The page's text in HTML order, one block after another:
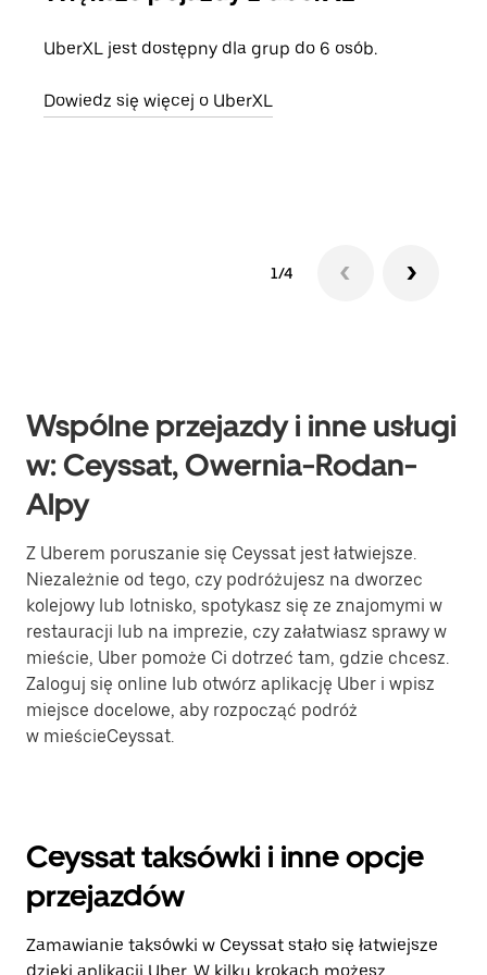
UberXL jest dostępny dla grup do 6 osób.
Dowiedz się więcej o UberXL
1/4
Wspólne przejazdy i inne usługi
w: Ceyssat, Owernia-Rodan-
Alpy
Z Uberem poruszanie się Ceyssat jest łatwiejsze.
Niezależnie od tego, czy podróżujesz na dworzec
kolejowy lub lotnisko, spotykasz się ze znajomymi w
restauracji lub na imprezie, czy załatwiasz sprawy w
mieście, Uber pomoże Ci dotrzeć tam, gdzie chcesz.
Zaloguj się online lub otwórz aplikację Uber i wpisz
miejsce docelowe, aby rozpocząć podróż
w mieścieCeyssat.
Ceyssat taksówki i inne opcje
przejazdów
Zamawianie taksówki w Ceyssat stało się łatwiejsze